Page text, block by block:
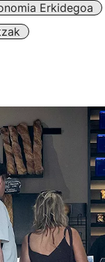
Erkidegoa